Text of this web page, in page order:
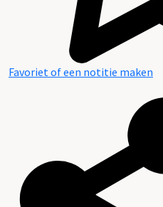
Favoriet of een notitie maken